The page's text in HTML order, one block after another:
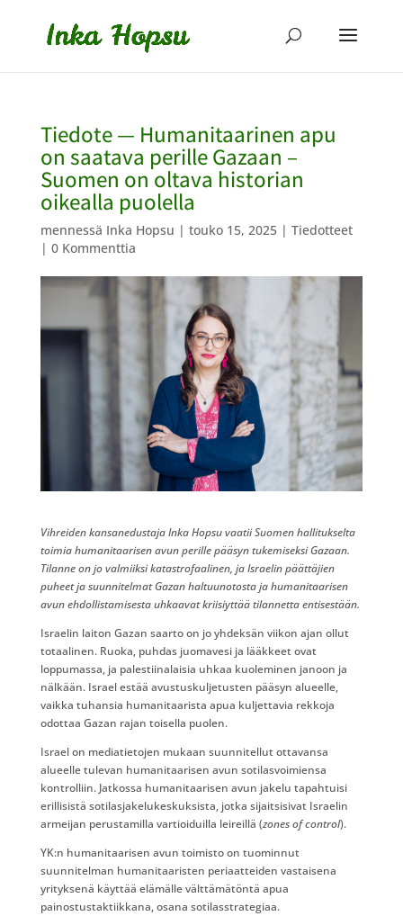
Tiedote — Humanitaarinen apu
on saatava perille Gazaan –
Suomen on oltava historian
oikealla puolella
mennessä Inka Hopsu | touko 15, 2025| Tiedotteet
| 0 Kommenttia
Vihreiden kansanedustaja Inka Hopsu vaatii Suomen hallitukselta
toimia humanitaarisen avun perille pääsyn tukemiseksi Gazaan.
Tilanne on jo valmiiksi katastrofaalinen, ja Israelin päättäjien
puheet ja suunnitelmat Gazan haltuunotosta ja humanitaarisen
avun ehdollistamisesta uhkaavat kriisiyttää tilannetta entisestään.
Israelin laiton Gazan saarto on jo yhdeksän viikon ajan ollut
totaalinen. Ruoka, puhdas juomavesi ja lääkkeet ovat
loppumassa, ja palestiinalaisia uhkaa kuoleminen janoon ja
nälkään. Israel estää avustuskuljetusten pääsyn alueelle,
vaikka tuhansia humanitaarista apua kuljettavia rekkoja
odottaa Gazan rajan toisella puolen.
Israel on mediatietojen mukaan suunnitellut ottavansa
alueelle tulevan humanitaarisen avun sotilasvoimiensa
kontrolliin. Jatkossa humanitaarisen avun jakelu tapahtuisi
erillisistä sotilasjakelukeskuksista, jotka sijaitsisivat Israelin
armeijan perustamilla vartioiduilla leireillä (zones of control).
YK:n humanitaarisen avun toimisto on tuominnut
suunnitelman humanitaaristen periaatteiden vastaisena
yrityksenä käyttää elämälle välttämätöntä apua
painostustaktiikkana, osana sotilasstrategiaa.